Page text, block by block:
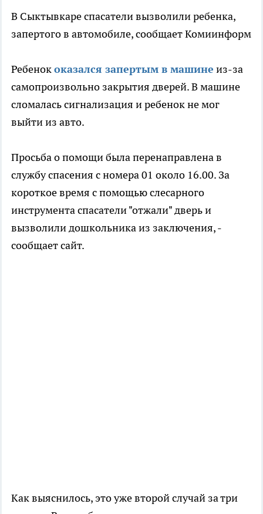
В Сыктывкаре спасатели вызволили ребенка,
запертого в автомобиле, сообщает Комиинформ
Ребенококазался запертым в машине из-за
самопроизвольно закрытия дверей. В машине
сломалась сигнализация и ребенок не мог
выйти из авто.
Просьба о помощи была перенаправлена в
службу спасения с номера 01 около 16.00. За
короткое время с помощью слесарного
инструмента спасатели "отжали" дверь и
вызволили дошкольника из заключения, -
сообщает сайт.
Как выяснилось, это уже второй случай за три